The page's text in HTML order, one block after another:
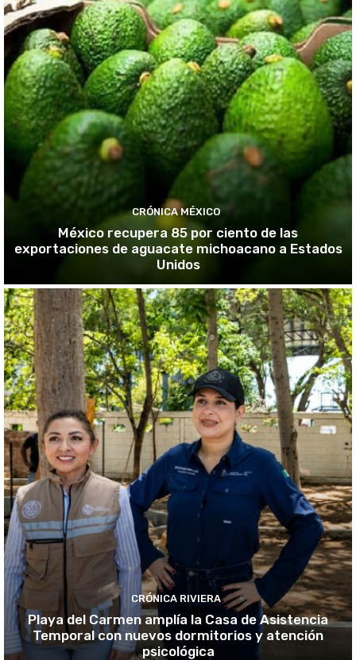
CRÓNICA MÉXICO
México recupera 85 por ciento de las
exportaciones de aguacate michoacano a Estados
Unidos
CRÓNICA RIVIERA
Playa del Carmen amplía la Casa de Asistencia
Temporal con nuevos dormitorios y atención
psicológica